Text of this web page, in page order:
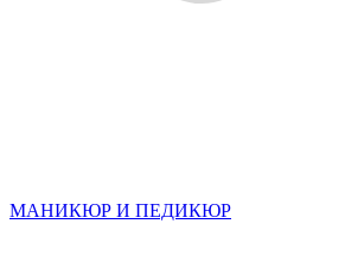
МАНИКЮР И ПЕДИКЮР